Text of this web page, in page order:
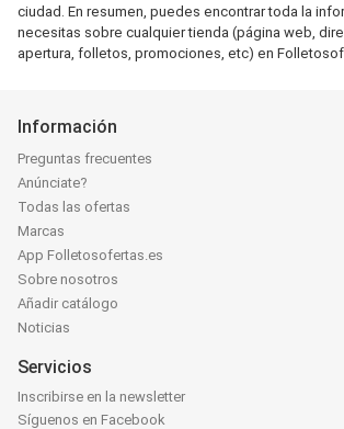
ciudad. En resumen, puedes encontrar toda la
necesitas sobre cualquier tienda (página web,
apertura, folletos, promociones, etc) en
Información
Preguntas frecuentes
Anúnciate?
Todas las ofertas
Marcas
App Folletosofertas.es
Sobre nosotros
Añadir catálogo
Noticias
Servicios
Inscribirse en la newsletter
Síguenos en Facebook